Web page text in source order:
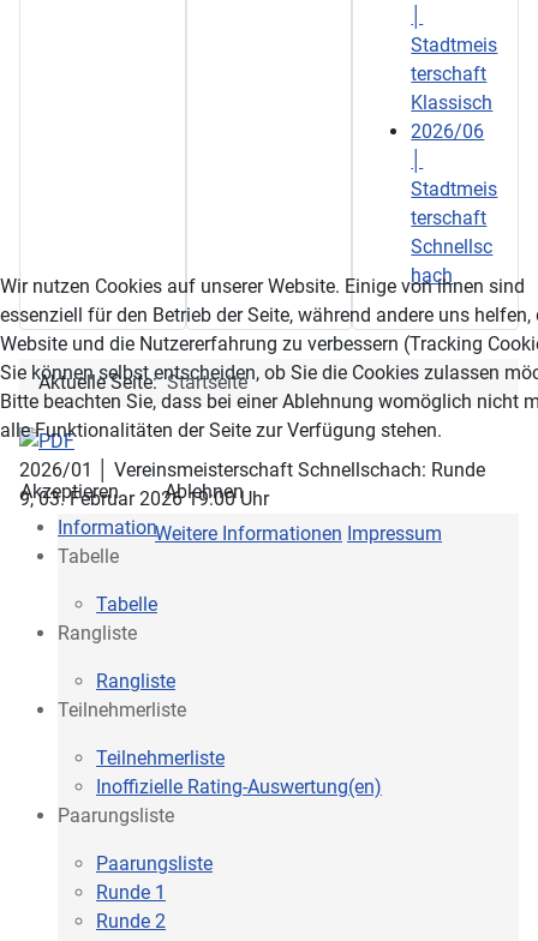
Stadtmeis
terschaft
Klassisch
2026/06
Stadtmeis
terschaft
Schnellsc
hach
Aktuelle Seite:Startseite
2026/01 │ Vereinsmeisterschaft Schnellschach: Runde
9, 03. Februar 2026 19:00 Uhr
Information
Tabelle
Tabelle
Rangliste
Rangliste
Teilnehmerliste
Teilnehmerliste
Inoffizielle Rating-Auswertung(en)
Paarungsliste
Paarungsliste
Runde 1
Runde 2
Wir nutzen Cookies auf unserer Website. Einige von ihnen sind
essenziell für den Betrieb der Seite, während andere uns helfen,
Website und die Nutzererfahrung zu verbessern (Tracking
Sie können selbst entscheiden, ob Sie die Cookies zulassen
Bitte beachten Sie, dass bei einer Ablehnung womöglich nicht
alle Funktionalitäten der Seite zur Verfügung stehen.
Akzeptieren
Ablehnen
Weitere Informationen Impressum